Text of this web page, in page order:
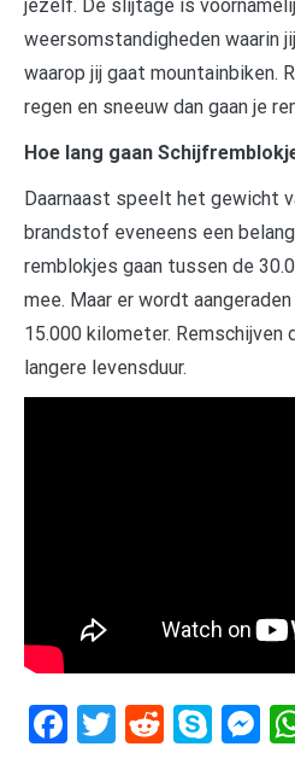
jezelf. De slijtage is
weersomstandigheden waarin
waarop jij gaat mountainbiken.
regen en sneeuw dan gaan je
Hoe lang gaan
Daarnaast speelt het gewicht
brandstof eveneens een
remblokjes gaan tussen de
mee. Maar er wordt
15.000 kilometer. Remschijven
langere levensduur.
Facebook
Twitter
Reddit